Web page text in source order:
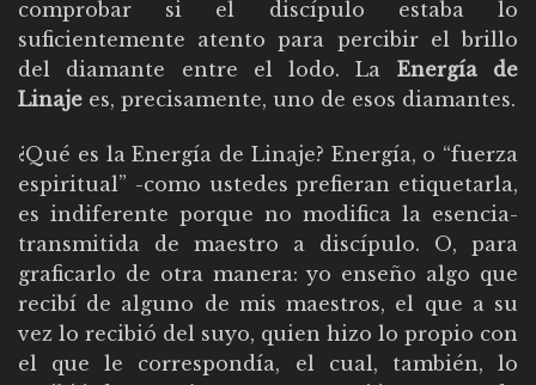
comprobar si el discípulo estaba lo
suficientemente atento para percibir el brillo
del diamante entre el lodo. La Energía de
Linaje es, precisamente, uno de esos diamantes.
¿Qué es la Energía de Linaje? Energía, o “fuerza
espiritual” -como ustedes prefieran etiquetarla,
es indiferente porque no modifica la esencia-
transmitida de maestro a discípulo. O, para
graficarlo de otra manera: yo enseño algo que
recibí de alguno de mis maestros, el que a su
vez lo recibió del suyo, quien hizo lo propio con
el que le correspondía, el cual, también, lo